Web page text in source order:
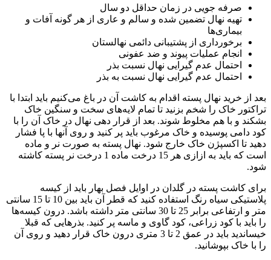
صرفه جویی در زمان حداقل دو سال
تهیه نهال تضمین شده و سالم و عاری از هر گونه آفات و
بیماری‌ها
برخورداری از پشتیبانی دائمی نهالستان
انجام عملیات پیوند و ضد عفونی
احتمال عدم گیرایی نهال نسبت بذر
احتمال عدم گیرایی نهال نسبت به بذر
بعد از خرید نهال پسته اقدام به کاشت آن در باغ می‌کنیم باید ابتدا با
تراکتور خاک را شخم بزنید تا تمام لایه‌های سخت و سنگین خاک
بشکند و با هم مخلوط شوند. بعد از قرار دهی نهال در خاک آن را با
کود دامی پوسیده و خاک مرغوب باید پر کنید و روی آنها با پا فشار
دهید تا اکسپژن خاک خارج شود. نهال پسته به صورت نر و ماده
است که باید به ازازی هر 15 درخت ماده 1 درخت نر پسته کاشته
شود.
برای کاشت پسته در گلدان در اوایل فصل بهار باید از کیسه
پلاستیکی سیاه رنگ استفاده کنید که قطر آن باید بین 10 تا 15 سانتی
متر و ارتفاعی برابر 25 تا 30 سانتی متر داشته باشد. درون کیسه‌ها
را باید با کود زراعی، کود گاوی و ماسه پر کنید. بذرهایی که قبلا
خیساندید باید در عمق 2 تا 3 متری درون خاک قرار دهید و روی آن
را با خاک بپوشانید.